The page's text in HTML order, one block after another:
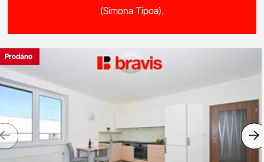
(Simona Tipoa).
Previous
Prodáno